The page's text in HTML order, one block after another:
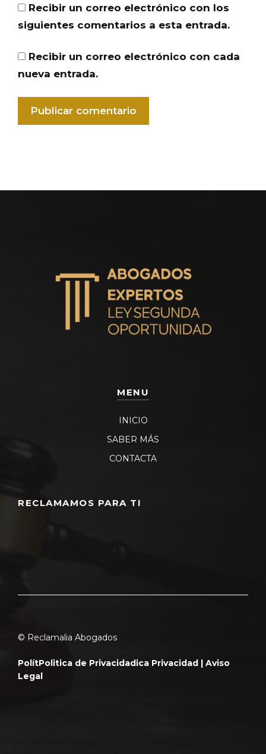
Recibir un correo electrónico con los
siguientes comentarios a esta entrada.
Recibir un correo electrónico con cada
nueva entrada.
MENU
INICIO
SABER MÁS
CONTACTA
RECLAMAMOS PARA TI
© Reclamalia Abogados
PolítPolitica de Privacidad ica Privacidad | Aviso
Legal